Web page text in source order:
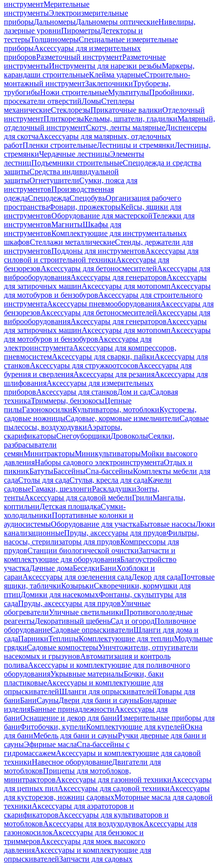
инструментМерительные
инструментыЭлектроизмерительные
приборыДальномерыДальномеры оптическиеНивелиры,
лазерные уровниПирометрыДетекторы и
тестерыТолщиномерыСпециальные измерительные
приборыАксессуары для измерительных
приборовРазметочный инструментРазметочные
инструментыИнструменты для нарезки резьбыМаркеры,
карандаши строительныеКлейма ударныеСтроительно-
монтажный инструментЗаклепочникиТруборезы,
трубогибыНожи строительныеМультитулыПробойники,
просекатели отверстийЛомыСтеплеры
механическиеСтеклорезыПрикаточные валикиОтделочный
инструментПлиткорезыКельмы, шпатели, гладилкиМалярный,
отделочный инструментСкотч, ленты малярныеДиспенсеры
для скотчаАксессуары для малярных, отделочных
работПленки строительныеЛестницы и стремянкиЛестницы,
стремянкиЧердачные лестницыЭлементы
лестницПодъемники строительныеСпецодежда и средства
защитыСредства индивидуальной
защитыОгнетушителиСумки, пояса для
инструментовПроизводственная
одеждаСпецодеждаСпецобувьОрганизация рабочего
пространстваФонари, прожекторыКейсы, ящики для
инструментовОборудование для мастерскойТележки для
инструментовМагнитыШкафы для
инструментовКомплектующие для инструментальных
шкафовСтеллажи металлическиеСтенды, держатели для
инструментовПоддоны для инструментовАксессуары для
силовой и строительной техникиАксессуары для
бензорезовАксессуары для бетоносмесителейАксессуары для
виброоборудованияАксессуары для генераторовАксессуары
для затирочных машинАксессуары для мотопомпАксессуары
для мотобуров и бензобуровАксессуары для строительного
инструментаАксессуары пневмооборудованияАксессуары для
бензорезовАксессуары для бетоносмесителейАксессуары для
виброоборудованияАксессуары для генераторовАксессуары
для затирочных машинАксессуары для мотопомпАксессуары
для мотобуров и бензобуровАксессуары для
электроинструментаАксессуары для компрессоров,
пневмосистемАксессуары для сварки, пайкиАксессуары для
станковАксессуары для стружкоотсосовАксессуары для
бурения и сверленияАксессуары для резанияАксессуары для
шлифованияАксессуары для измерительных
приборовАксессуары для станковДом и садСадовая
техникаТриммеры, бензокосыЦепные
пилыГазонокосилкиКультиваторы, мотоблокиКусторезы,
садовые ножницыСадовые, кормовые измельчителиСадовые
пылесосы, воздуходувкиАэраторы,
скарификаторыСнегоуборщикиДровоколыСеялки,
разбрасыватели
семянМинитракторыМиникультиваторыМойки высокого
давленияНаборы садового электроинструментаОтдых и
пикникБатутыБассейныСпа-бассейныКомплекты мебели для
садаСтолы для садаСтулья, кресла для садаКачели
садовыеГамаки, шезлонгиРаскладушкиЗонты,
тентыАксессуары для садовой мебелиГрилиМангалы,
коптильниДетская площадкаСумки-
холодильникиПортативные колонки и
аудиосистемыОборудование для участкаБытовые насосыЛюки
канализационныеПруды, аксессуары для прудовФильтры,
насосы, стерилизаторы для прудовКомпрессоры для
прудовСтанции биологической очисткиЗапчасти и
комплектующие для оборудованияБлагоустройство
участкаДачные домаБеседкиБаниХозблоки и
сараиАксессуары для озеленения садаДекор для садаПочтовые
ящики, табличкиКозырькиСкворечники, кормушки для
птицДомики для насекомыхФонтаны, скульптуры для
садаПруды, аксессуары для прудовУличные
обогревателиУличные светильникиПротивогололедные
реагентыДекоративный щебеньСад и огородПоливочное
оборудованиеСадовые опрыскивателиШланги для дома и
садаПарникиТеплицыКомплектующие для теплицМодульные
грядкиСадовые компостерыУничтожители, отпугиватели
насекомых и грызуновАвтоматизация и контроль
поливаАксессуары и комплектующие для поливочного
оборудованияУкрывные материалыБочки, баки
пластиковыеАксессуары и комплектующие для
опрыскивателейШланги для опрыскивателейТовары для
баниБаниСауныДвери для бани и сауныБондарные
изделияБанные принадлежностиАксессуары для
баниОснащение и декор для баниИзмерительные приборы для
баниФитобочки, купелиКомплектующие для купелейОкна
для баниМебель для бани и сауныРучки дверные для бани и
сауныЭфирные маслаСпа-бассейны с
гидромассажемАксессуары и комплектующие для садовой
техникиНавесное оборудованиеДвигатели для
мотоблоковПрицепы для мотоблоков,
минитракторовАксессуары для газонной техникиАксессуары
для цепных пилАксессуары для садовой техникиАксессуары
для кусторезов, ножниц садовыхМоторные масла для садовой
техникиАксессуары для аэратоторов и
скарификаторовАксессуары для культиваторов и
мотоблоковАксессуары для воздуходувокАксессуары для
газонокосилокАксессуары для бензокос и
триммеровАксессуары для моек высокого
давленияАксессуары и комплектующие для
опрыскивателейЗапчасти для садовых